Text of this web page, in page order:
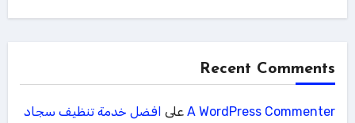
Recent Comments
A WordPress Commenterعلى افضل خدمة تنظيف سجاد